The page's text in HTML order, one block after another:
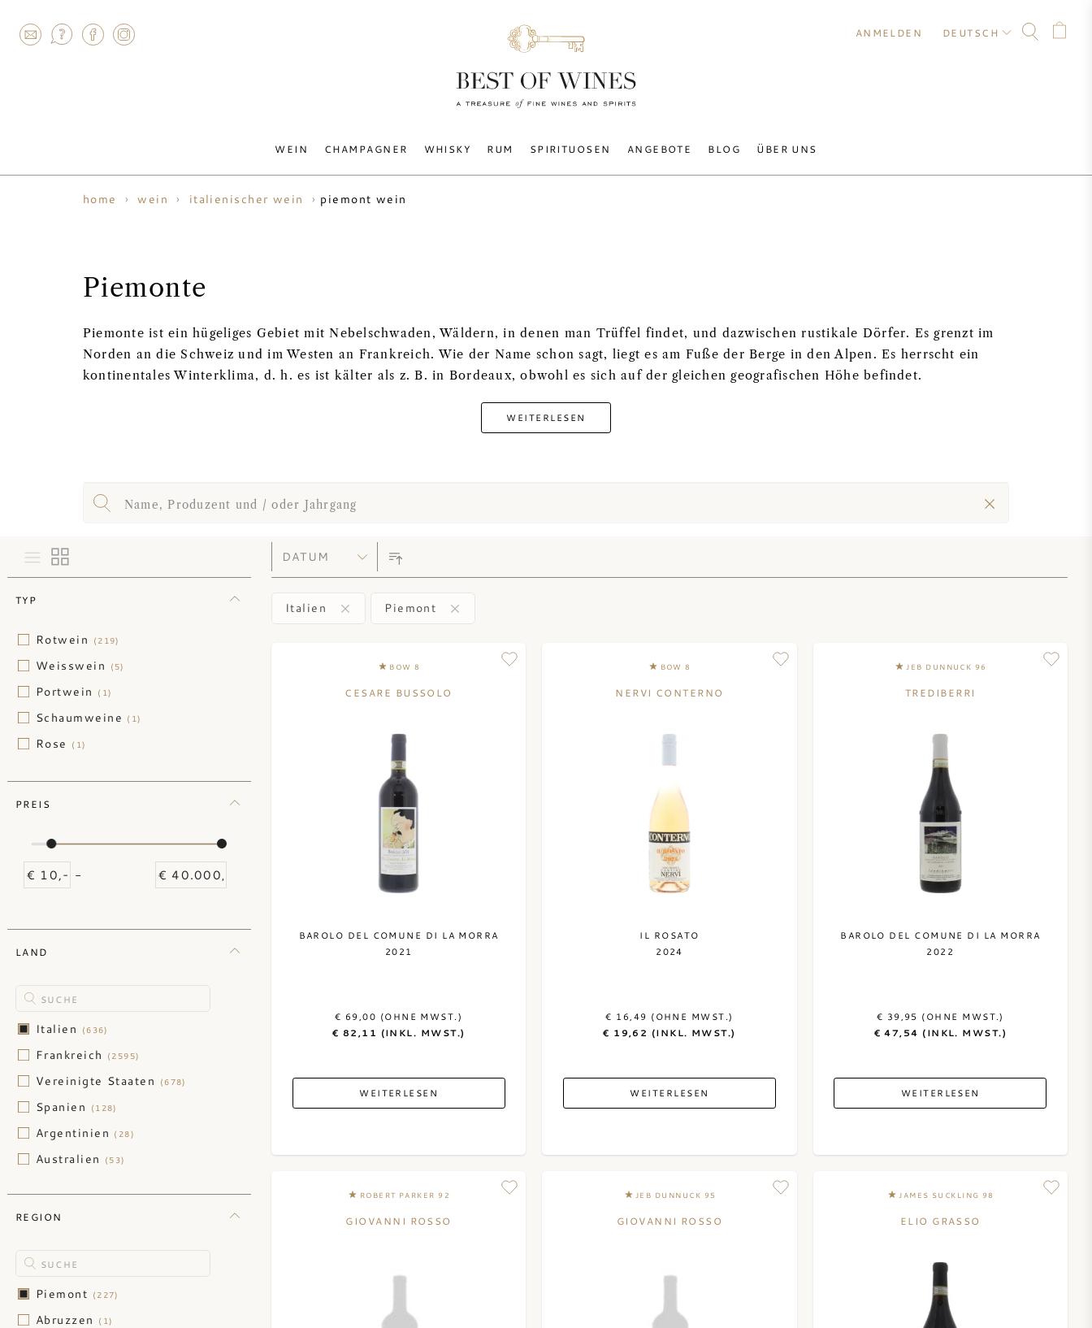
WEIN CHAMPAGNER WHISKY RUM SPIRITUOSEN ANGEBOTE BLOG ÜBER UNS
ANMELDEN DEUTSCH
home wein italienischer wein piemont wein
Piemonte
Piemonte ist ein hügeliges Gebiet mit Nebelschwaden, Wäldern, in denen man Trüffel findet, und dazwischen rustikale Dörfer. Es grenzt im
Norden an die Schweiz und im Westen an Frankreich. Wie der Name schon sagt, liegt es am Fuße der Berge in den Alpen. Es herrscht ein
kontinentales Winterklima, d. h. es ist kälter als z. B. in Bordeaux, obwohl es sich auf der gleichen geografischen Höhe befindet.
WEITERLESEN
TYP
Rotwein (219)
Weisswein (5)
Portwein (1)
Schaumweine (1)
Rose (1)
PREIS
-
LAND
Italien (636)
Frankreich (2595)
Vereinigte Staaten (678)
Spanien (128)
Argentinien (28)
Australien (53)
China
Griechenland
Israel(2)
Libanon(2)
REGION
Piemont (227)
Abruzzen (1)
Italien Piemont
BOW 8
CESARE BUSSOLO
BAROLO DEL COMUNE DI LA MORRA
2021
€ 69,00 (OHNE MWST.)
€ 82,11 (INKL. MWST.)
WEITERLESEN
BOW 8
NERVI CONTERNO
IL ROSATO
2024
€ 16,49 (OHNE MWST.)
€ 19,62 (INKL. MWST.)
WEITERLESEN
JEB DUNNUCK 96
TREDIBERRI
BAROLO DEL COMUNE DI LA MORRA
2022
€ 39,95 (OHNE MWST.)
€ 47,54 (INKL. MWST.)
WEITERLESEN
ROBERT PARKER 92
GIOVANNI ROSSO
JEB DUNNUCK 95
GIOVANNI ROSSO
JAMES SUCKLING 98
ELIO GRASSO